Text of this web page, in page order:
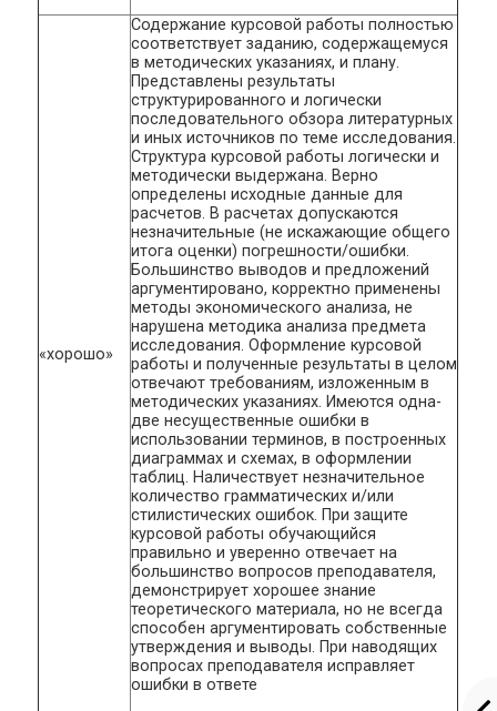
«хорошо»
Содержание курсовой работы полностью
соответствует заданию, содержащемуся
в методических указаниях, и плану.
Представлены результаты
структурированного и логически
последовательного обзора литературных
и иных источников по теме исследования.
Структура курсовой работы логически и
методически выдержана. Верно
определены исходные данные для
расчетов. В расчетах допускаются
незначительные (не искажающие общего
итога оценки) погрешности/ошибки.
Большинство выводов и предложений
аргументировано, корректно применены
методы экономического анализа, не
нарушена методика анализа предмета
исследования. Оформление курсовой
работы и полученные результаты в целом
отвечают требованиям, изложенным в
методических указаниях. Имеются одна-
две несущественные ошибки в
использовании терминов, в построенных
диаграммах и схемах, в оформлении
таблиц. Наличествует незначительное
количество грамматических и/или
стилистических ошибок. При защите
курсовой работы обучающийся
правильно и уверенно отвечает на
большинство вопросов преподавателя,
демонстрирует хорошее знание
теоретического материала, но не всегда
способен аргументировать собственные
утверждения и выводы. При наводящих
вопросах преподавателя исправляет
ошибки в ответе